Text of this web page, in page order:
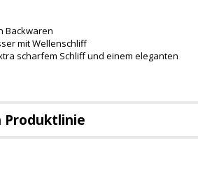
Backwaren
mit Wellenschliff
scharfem Schliff und einem eleganten
Produktlinie